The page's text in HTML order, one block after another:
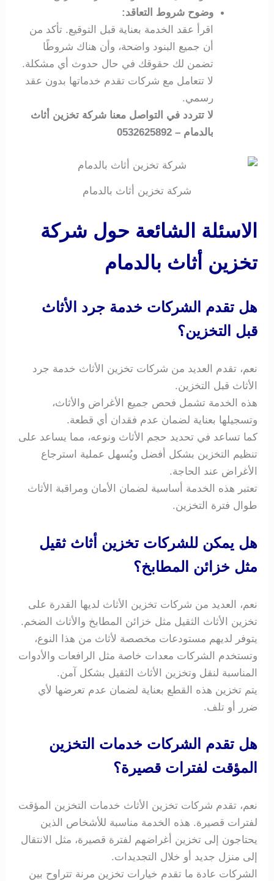
وضوح شروط التعاقد:
اقرأ عقد الخدمة بعناية قبل التوقيع. تأكد من
أن جميع البنود واضحة، وأن هناك شروطًا
تضمن لك حقوقك في حال حدوث أي مشكلة.
لا تتعامل مع شركات تقدم خدماتها بدون عقد
رسمي.
لا تتردد في التواصل معنا شركة تخزين أثاث
بالدمام – 0532625892
شركة تخزين أثاث بالدمام
الاسئلة الشائعة حول شركة
تخزين أثاث بالدمام
هل تقدم الشركات خدمة جرد الأثاث
قبل التخزين؟
نعم، تقدم العديد من شركات تخزين الأثاث خدمة جرد
الأثاث قبل التخزين.
هذه الخدمة تشمل فحص جميع الأغراض والأثاث،
وتسجيلها بعناية لضمان عدم فقدان أي قطعة.
كما تساعد في تحديد حجم الأثاث ونوعه، مما يساعد على
تنظيم التخزين بشكل أفضل ويُسهل عملية استرجاع
الأغراض عند الحاجة.
تعتبر هذه الخدمة أساسية لضمان الأمان ومراقبة الأثاث
طوال فترة التخزين.
هل يمكن للشركات تخزين أثاث ثقيل
مثل خزائن المطابخ؟
نعم، العديد من شركات تخزين الأثاث لديها القدرة على
تخزين الأثاث الثقيل مثل خزائن المطابخ والأثاث الضخم.
يتوفر لديهم مستودعات مخصصة لأثاث من هذا النوع،
وتستخدم الشركات معدات خاصة مثل الرافعات والأدوات
المناسبة لنقل وتخزين الأثاث الثقيل بشكل آمن.
يتم تخزين هذه القطع بعناية لضمان عدم تعرضها لأي
ضرر أو تلف.
هل تقدم الشركات خدمات التخزين
المؤقت لفترات قصيرة؟
نعم، تقدم شركات تخزين الأثاث خدمات التخزين المؤقت
لفترات قصيرة. هذه الخدمة مناسبة للأشخاص الذين
يحتاجون إلى تخزين أغراضهم لفترة قصيرة، مثل الانتقال
إلى منزل جديد أو خلال التجديدات.
الشركات عادة ما تقدم خيارات تخزين مرنة تتراوح بين